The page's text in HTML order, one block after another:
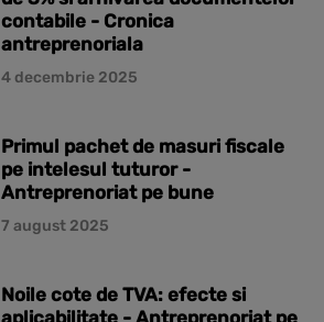
contabile - Cronica
antreprenoriala
4 decembrie 2025
Primul pachet de masuri fiscale
pe intelesul tuturor -
Antreprenoriat pe bune
7 august 2025
Noile cote de TVA: efecte si
aplicabilitate - Antreprenoriat pe